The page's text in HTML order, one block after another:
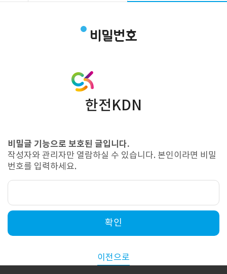
비밀번호
한전KDN
비밀글 기능으로 보호된 글입니다.
작성자와 관리자만 열람하실 수 있습니다. 본인이라면 비밀
번호를 입력하세요.
확인
이전으로